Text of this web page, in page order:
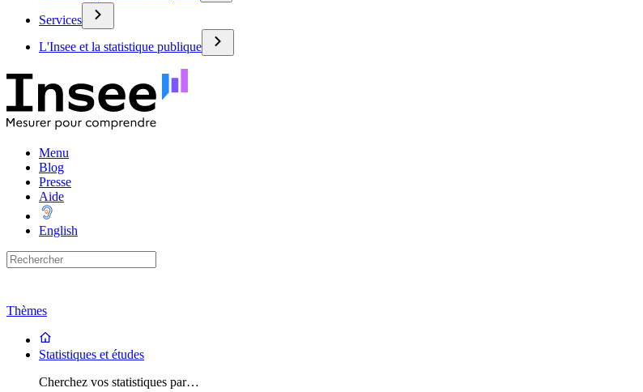
Services
L'Insee et la statistique publique
Menu
Blog
Presse
Aide
English
Thèmes
Statistiques et études
Cherchez vos statistiques par…